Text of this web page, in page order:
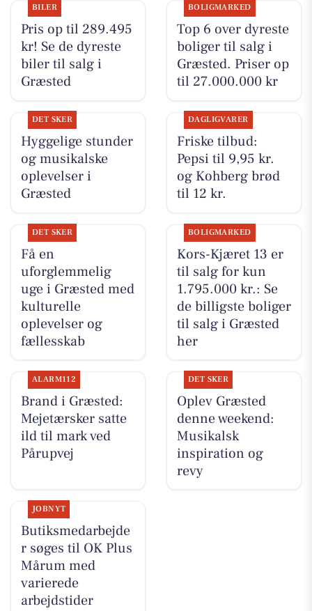
BILER
Pris op til 289.495
kr! Se de dyreste
biler til salg i
Græsted
BOLIGMARKED
Top 6 over dyreste
boliger til salg i
Græsted. Priser op
til 27.000.000 kr
DET SKER
Hyggelige stunder
og musikalske
oplevelser i
Græsted
DAGLIGVARER
Friske tilbud:
Pepsi til 9,95 kr.
og Kohberg brød
til 12 kr.
DET SKER
Få en
uforglemmelig
uge i Græsted med
kulturelle
oplevelser og
fællesskab
BOLIGMARKED
Kors-Kjæret 13 er
til salg for kun
1.795.000 kr.: Se
de billigste boliger
til salg i Græsted
her
ALARM112
Brand i Græsted:
Mejetærsker satte
ild til mark ved
Pårupvej
DET SKER
Oplev Græsted
denne weekend:
Musikalsk
inspiration og
revy
JOBNYT
Butiksmedarbejde
r søges til OK Plus
Mårum med
varierede
arbejdstider